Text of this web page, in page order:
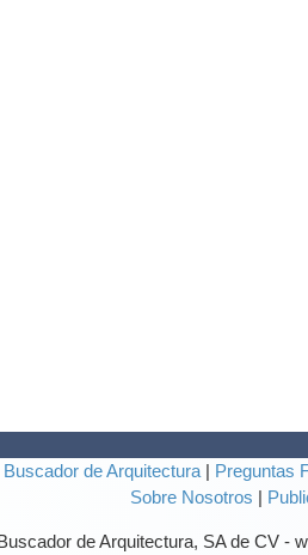
Buscador de Arquitectura Preguntas
Sobre Nosotros
Buscador de Arquitectura, SA de CV -